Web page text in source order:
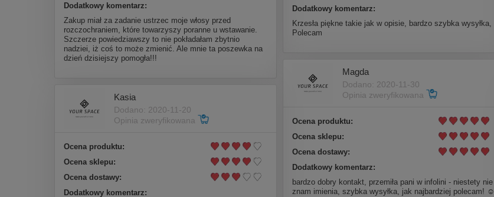
Dodatkowy komentarz:
Krzesła piękne takie jak w opisie, bardzo szybka wysyłka,
Polecam
Dodatkowy komentarz:
Zakup miał za zadanie ustrzec moje włosy przed
rozczochraniem, które towarzyszy poranne u wstawanie.
Szczerze powiedziawszy to nie pokładałam zbytnio
nadziei, iż coś to może zmienić. Ale mnie ta poszewka na
dzień dzisiejszy pomogła!!!
Magda
Dodano: 2020-11-30
Opinia zweryfikowana
Ocena produktu:
Ocena sklepu:
Ocena dostawy:
Dodatkowy komentarz:
bardzo dobry kontakt, przemiła pani w infolini - niestety nie
znam imienia, szybka wysyłka, jak najbardziej polecam! ☺️
Kasia
Dodano: 2020-11-20
Opinia zweryfikowana
Ocena produktu:
Ocena sklepu:
Ocena dostawy:
Dodatkowy komentarz: